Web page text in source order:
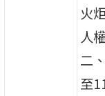
火
人
二
至